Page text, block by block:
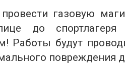
газовую
до
Работы будут
повреждения